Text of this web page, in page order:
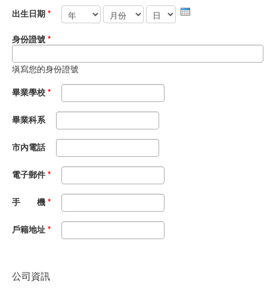
資安公告
出生日期 * 年 月份 日
身份證號 *
塡寫您的身份證號
畢業學校 *
畢業科系
市內電話
電子郵件 *
手 機 *
戶籍地址 *
公司資訊